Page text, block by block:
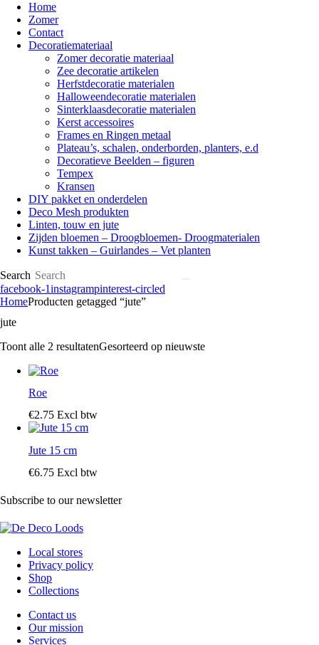
Home
Zomer
Contact
Decoratiemateriaal
Zomer decoratie materiaal
Zee decoratie artikelen
Herfstdecoratie materialen
Halloweendecoratie materialen
Sinterklaasdecoratie materialen
Kerst accessoires
Frames en Ringen metaal
Plateau’s, schalen, onderborden, planters, e.d
Decoratieve Beelden – figuren
Tempex
Kransen
DIY pakket en onderdelen
Deco Mesh produkten
Linten, touw en jute
Zijden bloemen – Droogbloemen- Droogmaterialen
Kunst takken – Guirlandes – Vet planten
Search
facebook-1instagrampinterest-circled
HomeProducten getagged “jute”
jute
Toont alle 2 resultatenGesorteerd op nieuwste
Roe
€2.75 Excl btw
Jute 15 cm
€6.75 Excl btw
Subscribe to our newsletter
Local stores
Privacy policy
Shop
Collections
Contact us
Our mission
Services